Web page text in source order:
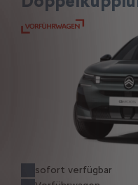
sofort verfügbar